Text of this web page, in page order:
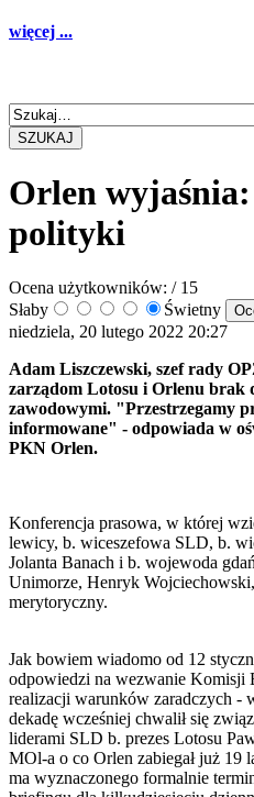
więcej ...
SZUKAJ
Orlen
polityki
Ocena użytkowników: / 15
Słaby
Świetny
niedziela, 20 lutego 2022 20:27
Adam Liszczewski, szef rady
zarządom Lotosu i Orlenu brak
zawodowymi. "Przestrzegamy
informowane" - odpowiada w
PKN Orlen.
Konferencja prasowa, w której
lewicy, b. wiceszefowa SLD, b.
Jolanta Banach i b. wojewoda
Unimorze, Henryk
merytoryczny.
Jak bowiem wiadomo od 12
odpowiedzi na wezwanie Komisji
realizacji warunków zaradczych -
dekadę wcześniej chwalił się
liderami SLD b. prezes Lotosu
MOl-a o co Orlen zabiegał już 19
ma wyznaczonego formalnie